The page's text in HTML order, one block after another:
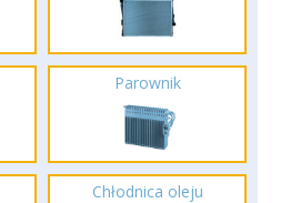
Parownik
Chłodnica oleju